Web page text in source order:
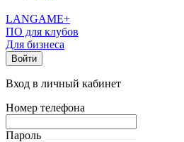
LANGAME+
ПО для клубов
Для бизнеса
Войти
Вход в личный кабинет
Номер телефона
Пароль